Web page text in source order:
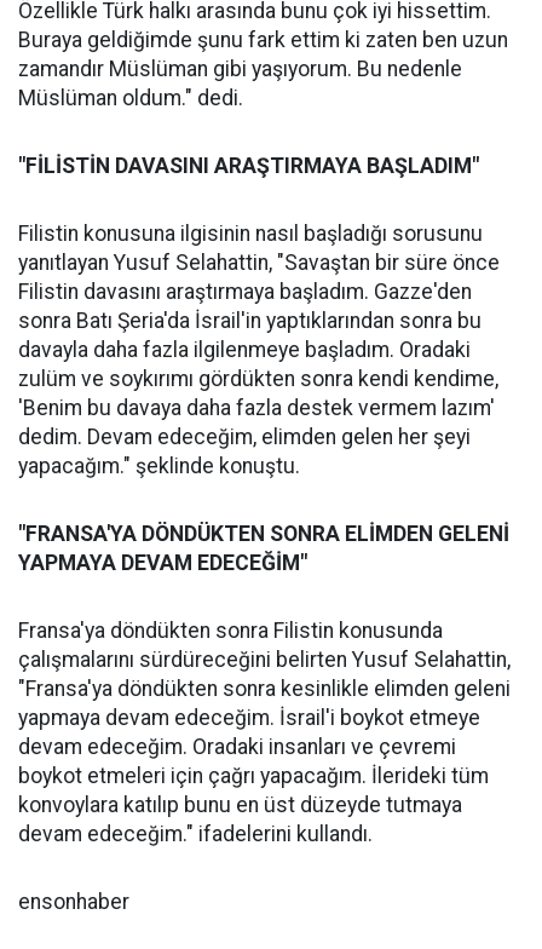
Özellikle Türk halkı arasında bunu çok iyi hissettim.
Buraya geldiğimde şunu fark ettim ki zaten ben uzun
zamandır Müslüman gibi yaşıyorum. Bu nedenle
Müslüman oldum." dedi.
"FİLİSTİN DAVASINI ARAŞTIRMAYA BAŞLADIM"
Filistin konusuna ilgisinin nasıl başladığı sorusunu
yanıtlayan Yusuf Selahattin, "Savaştan bir süre önce
Filistin davasını araştırmaya başladım. Gazze'den
sonra Batı Şeria'da İsrail'in yaptıklarından sonra bu
davayla daha fazla ilgilenmeye başladım. Oradaki
zulüm ve soykırımı gördükten sonra kendi kendime,
'Benim bu davaya daha fazla destek vermem lazım'
dedim. Devam edeceğim, elimden gelen her şeyi
yapacağım." şeklinde konuştu.
"FRANSA'YA DÖNDÜKTEN SONRA ELİMDEN GELENİ
YAPMAYA DEVAM EDECEĞİM"
Fransa'ya döndükten sonra Filistin konusunda
çalışmalarını sürdüreceğini belirten Yusuf Selahattin,
"Fransa'ya döndükten sonra kesinlikle elimden geleni
yapmaya devam edeceğim. İsrail'i boykot etmeye
devam edeceğim. Oradaki insanları ve çevremi
boykot etmeleri için çağrı yapacağım. İlerideki tüm
konvoylara katılıp bunu en üst düzeyde tutmaya
devam edeceğim." ifadelerini kullandı.
ensonhaber